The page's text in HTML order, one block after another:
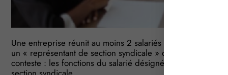
Une entreprise réunit au moins 2 salariés adhérant à un
un « représentant de section syndicale » qui pourra
conteste : les fonctions du salarié désigné sont